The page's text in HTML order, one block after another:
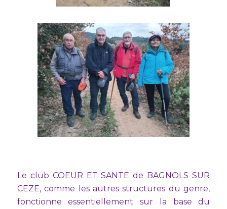
Le club COEUR ET SANTE de BAGNOLS SUR
CEZE, comme les autres structures du genre,
fonctionne essentiellement sur la base du